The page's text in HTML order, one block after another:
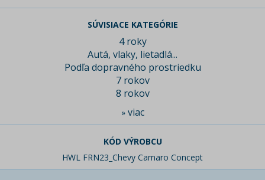
SÚVISIACE KATEGÓRIE
4 roky
Autá, vlaky, lietadlá...
Podľa dopravného prostriedku
7 rokov
8 rokov
» viac
KÓD VÝROBCU
HWL FRN23_Chevy Camaro Concept